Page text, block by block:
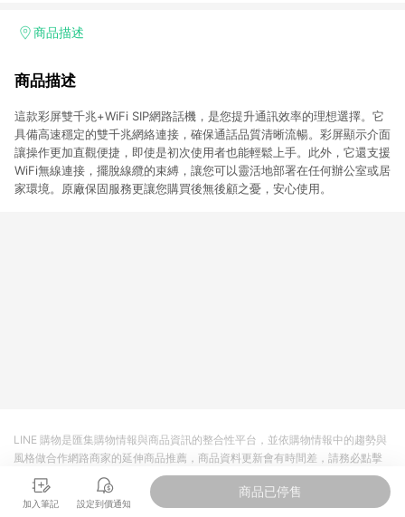
加入WOW會員告別湊免運，火箭速配、火箭跨境優質選品不限金
商品描述
商品描述
這款彩屏雙千兆+WiFi SIP網路話機，是您提升通訊效率的理想選擇。它
具備高速穩定的雙千兆網絡連接，確保通話品質清晰流暢。彩屏顯示介面
讓操作更加直觀便捷，即使是初次使用者也能輕鬆上手。此外，它還支援
WiFi無線連接，擺脫線纜的束縛，讓您可以靈活地部署在任何辦公室或居
家環境。原廠保固服務更讓您購買後無後顧之憂，安心使用。
加入筆記 設定到價通知
商品已停售
LINE 購物是匯集購物情報與商品資訊的整合性平台，並依購物情報中的趨勢與
風格做合作網路商家的延伸商品推薦，商品資料更新會有時間差，請務必點擊
商品至各合作網路商家，確認現售價與購物條件，一切資訊以合作廠商網頁為
準。